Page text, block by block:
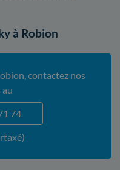
à Robion
contactez nos
au
74